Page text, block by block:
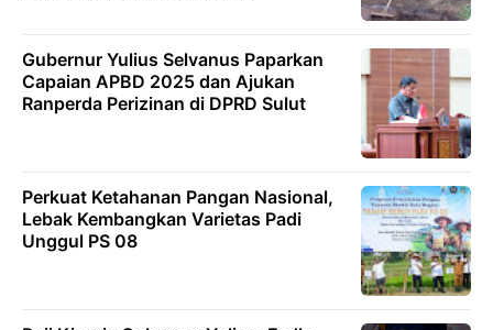
Gubernur Yulius Selvanus Paparkan
Capaian APBD 2025 dan Ajukan
Ranperda Perizinan di DPRD Sulut
Perkuat Ketahanan Pangan Nasional,
Lebak Kembangkan Varietas Padi
Unggul PS 08